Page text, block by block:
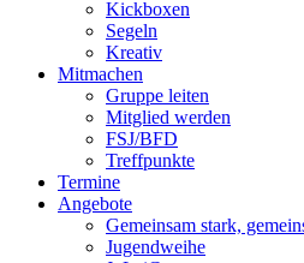
Kickboxen
Segeln
Kreativ
Mitmachen
Gruppe leiten
Mitglied werden
FSJ/BFD
Treffpunkte
Termine
Angebote
Gemeinsam stark,
Jugendweihe